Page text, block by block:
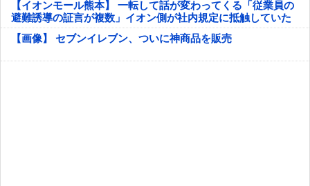
【イオンモール熊本】 一転して話が変わってくる「従業員の
避難誘導の証言が複数」イオン側が社内規定に抵触していた
疑い
【画像】 セブンイレブン、ついに神商品を販売